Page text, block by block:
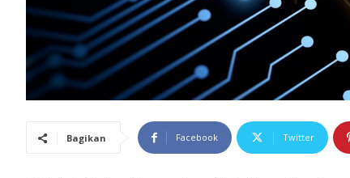
Bagikan Facebook Twitter